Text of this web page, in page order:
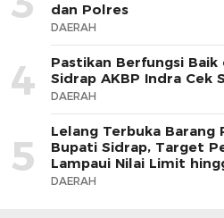
dan Polres
DAERAH
4
Pastikan Berfungsi Baik
Sidrap AKBP Indra Cek
DAERAH
5
Lelang Terbuka Barang
Bupati Sidrap, Target
Lampaui Nilai Limit
DAERAH